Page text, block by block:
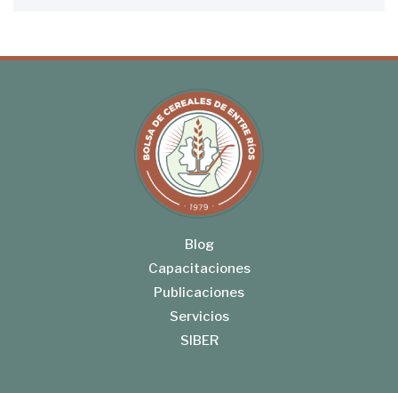
Blog
Capacitaciones
Publicaciones
Servicios
SIBER